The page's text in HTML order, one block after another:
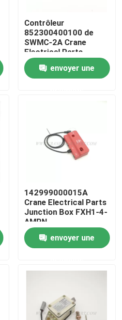
Contrôleur
852300400100 de
SWMC-2A Crane
Electrical Parts
Sunward Rig
envoyer une
142999000015A
Crane Electrical Parts
Junction Box FXH1-4-
AMPN
envoyer une